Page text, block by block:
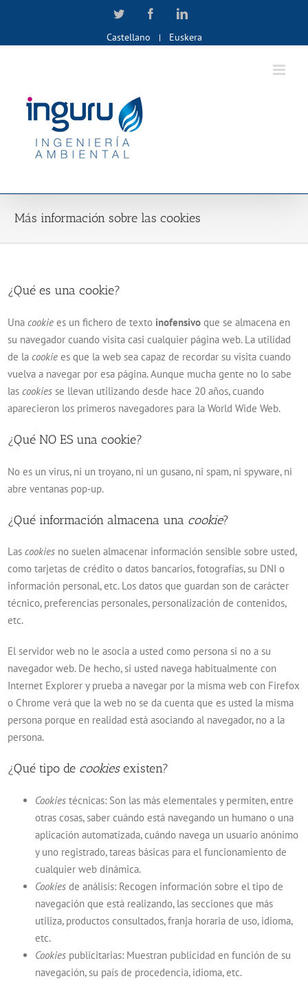
content
Twitter FacebookLinkedIn
Castellano Euskera
Más información sobre las cookies
¿Qué es una cookie?
Unacookie es un fichero de texto inofensivo que se almacena en
su navegador cuando visita casi cualquier página web. La utilidad
de lacookie es que la web sea capaz de recordar su visita cuando
vuelva a navegar por esa página. Aunque mucha gente no lo sabe
lascookies se llevan utilizando desde hace 20 años, cuando
aparecieron los primeros navegadores para la World Wide Web.
¿Qué NO ES una cookie?
No es un virus, ni un troyano, ni un gusano, ni spam, ni spyware, ni
abre ventanas pop-up.
¿Qué información almacena una cookie?
Lascookies no suelen almacenar información sensible sobre usted,
como tarjetas de crédito o datos bancarios, fotografías, su DNI o
información personal, etc. Los datos que guardan son de carácter
técnico, preferencias personales, personalización de contenidos,
etc.
El servidor web no le asocia a usted como persona si no a su
navegador web. De hecho, si usted navega habitualmente con
Internet Explorer y prueba a navegar por la misma web con Firefox
o Chrome verá que la web no se da cuenta que es usted la misma
persona porque en realidad está asociando al navegador, no a la
persona.
¿Qué tipo de cookiesexisten?
Cookies técnicas: Son las más elementales y permiten, entre
otras cosas, saber cuándo está navegando un humano o una
aplicación automatizada, cuándo navega un usuario anónimo
y uno registrado, tareas básicas para el funcionamiento de
cualquier web dinámica.
Cookies de análisis: Recogen información sobre el tipo de
navegación que está realizando, las secciones que más
utiliza, productos consultados, franja horaria de uso, idioma,
etc.
Cookies publicitarias: Muestran publicidad en función de su
navegación, su país de procedencia, idioma, etc.